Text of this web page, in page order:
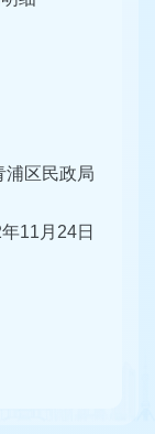
浦区民政局
11月24日